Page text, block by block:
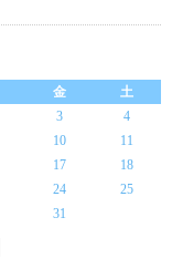
金
土
3
4
10
11
17
18
24
25
31